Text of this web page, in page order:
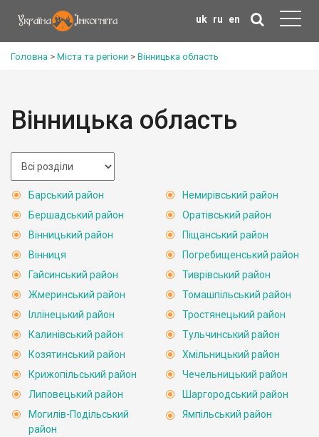
uk ru en
Головна > Міста та регіони > Вінницька область
Вінницька область
Барський район
Бершадський район
Вінницький район
Вінниця
Гайсинський район
Жмеринський район
Іллінецький район
Калинівський район
Козятинський район
Крижопільський район
Липовецький район
Могилів-Подільський
район
Немирівський район
Оратівський район
Піщанський район
Погребищенський район
Тиврівський район
Томашпільський район
Тростянецький район
Тульчинський район
Хмільницький район
Чечельницький район
Шаргородський район
Ямпільський район